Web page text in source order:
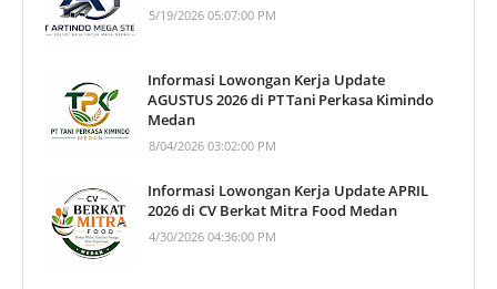
5/19/2026 05:07:00 PM
Informasi Lowongan Kerja Update
AGUSTUS 2026 di PT Tani Perkasa Kimindo
Medan
8/04/2026 03:02:00 PM
Informasi Lowongan Kerja Update APRIL
2026 di CV Berkat Mitra Food Medan
4/30/2026 04:36:00 PM